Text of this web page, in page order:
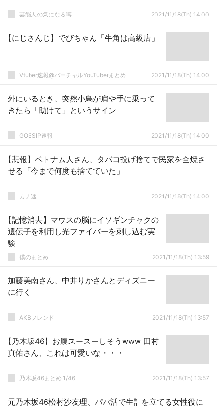
芸能人の気になる噂 2021/11/18(Th) 14:00
【にじさんじ】でびちゃん「牛角は高級店」
Vtuber速報@バーチャルYouTuberまとめ 2021/11/18(Th) 14:00
外にいるとき、突然小鳥が肩や手に乗って
きたら「助けて」というサイン
GOSSIP速報 2021/11/18(Th) 14:00
【悲報】ベトナム人さん、タバコ投げ捨てで民家を全焼さ
せる「今まで何度も捨てていた」
カナ速 2021/11/18(Th) 14:00
【記憶消去】マウスの脳にイソギンチャクの
遺伝子を利用し光ファイバーを刺し込む実
験
僕のまとめ 2021/11/18(Th) 13:59
加藤美南さん、中井りかさんとディズニー
に行く
AKBフレンド 2021/11/18(Th) 13:57
【乃木坂46】お腹スースーしそうwww 田村
真佑さん、これは可愛いな・・・
乃木坂46まとめ 1/46 2021/11/18(Th) 13:57
元乃木坂46松村沙友理、パパ活で生計を立てる女性役に